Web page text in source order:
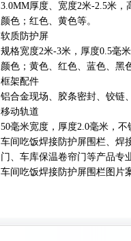
3.0MM厚度、宽度2米-2.5米
颜色；红色、黄色等。
软质防护屏
规格宽度2米-3米，厚度0.5毫
颜色；黄色、红色、蓝色、黑
框架配件
铝合金现场、胶条密封、铰链
移动轨道
50毫米宽度，厚度2.0毫米，
车间吃饭焊接防护屏围栏、焊
门、车库保温卷帘门等产品专
车间吃饭焊接防护屏围栏图片